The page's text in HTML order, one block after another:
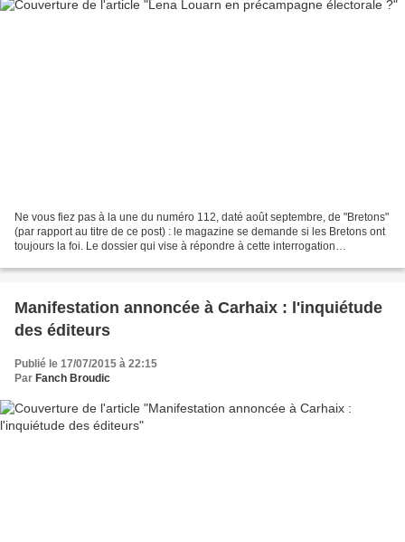
Ne vous fiez pas à la une du numéro 112, daté août septembre, de "Bretons"
(par rapport au titre de ce post) : le magazine se demande si les Bretons ont
toujours la foi. Le dossier qui vise à répondre à cette interrogation
Manifestation annoncée à Carhaix : l'inquiétude
des éditeurs
Publié le 17/07/2015 à 22:15
Par Fanch Broudic